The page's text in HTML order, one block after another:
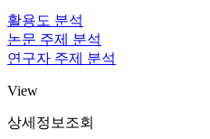
활용도 분석
논문 주제 분석
연구자 주제 분석
View
상세정보조회